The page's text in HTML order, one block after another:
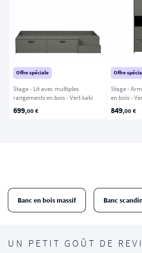
Offre spéciale
Stage - Lit avec multiples
rangements en bois - Vert kaki
699,00 €
Offre
Stage -
en
849,00 €
Banc en bois massif Banc
UN PETIT GOÛT DE